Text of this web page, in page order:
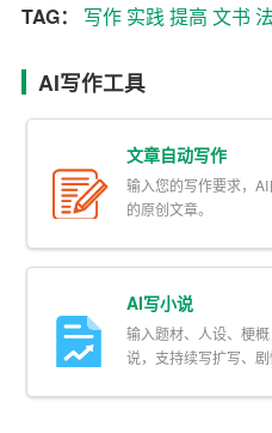
验。在实际工作中，要注重
余。
法律文书写作要求严谨的文
字表达体现在用词准确、语
辑思维则要求文书内容条理
在写作过程中，要注意以下几
1. 词语选择：尽量使用规范
糊不清的表达。
TAG： 写作 实践提高 文书
AI写作工具
文章自动写作
输入您的写作要求，
的原创文章。
AI写小说
输入题材、人设、梗
说，支持续写扩写、剧